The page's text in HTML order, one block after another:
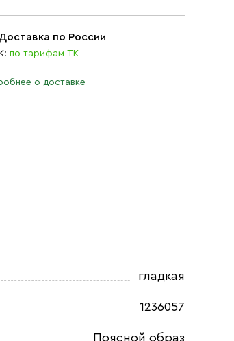
Доставка по России
по тарифам ТК
о доставке
гладкая
1236057
Поясной образ